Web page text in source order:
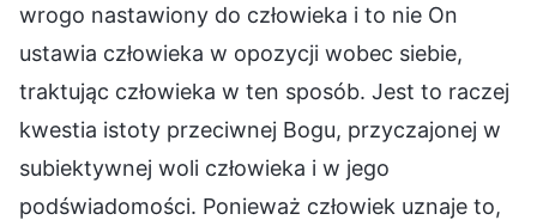
wrogo nastawiony do człowieka i to nie On
ustawia człowieka w opozycji wobec siebie,
traktując człowieka w ten sposób. Jest to raczej
kwestia istoty przeciwnej Bogu, przyczajonej w
subiektywnej woli człowieka i w jego
podświadomości. Ponieważ człowiek uznaje to,